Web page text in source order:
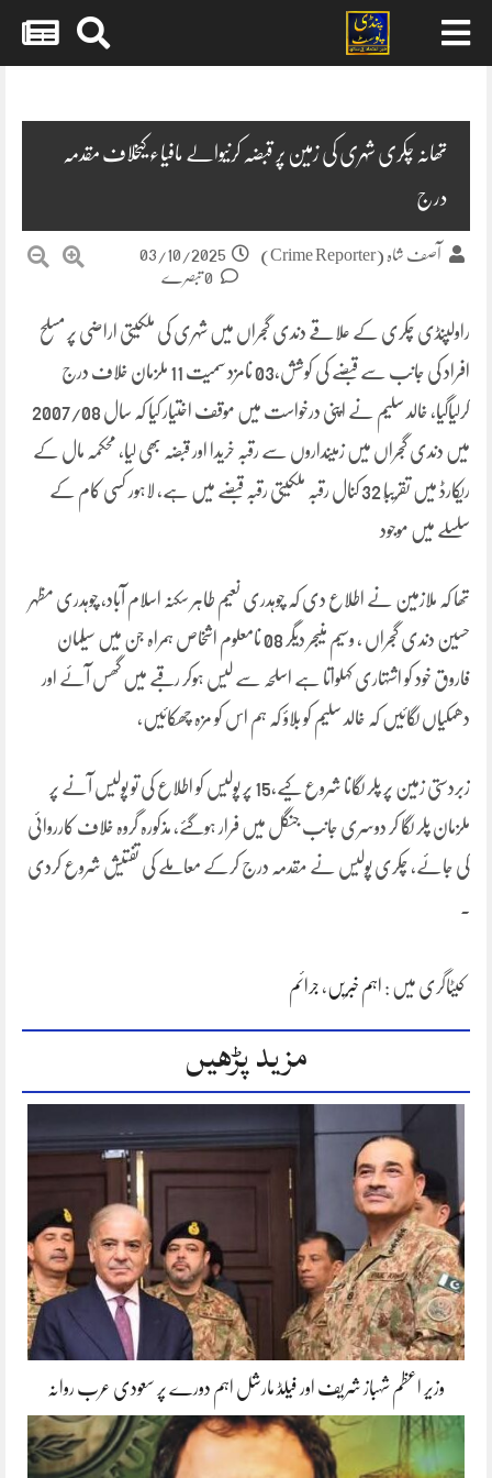
تھانہ چکری شہری کی زمین پر قبضہ کرنیوالے مافیاء کیخلاف مقدمہ
درج
آصف شاہ (Crime Reporter)
03/10/2025
راولپنڈی چکری کے علاقے دندی گجراں میں شہری کی ملکیتی اراضی پر مسلح
افراد کی جانب سے قبضے کی کوشش،03 نامزد سمیت 11 ملزمان خلاف درج
کرلیاگیا، خالد سلیم نے اپنی درخواست میں موقف اختیار کیا کہ سال 2007/08
میں دندی گجراں میں زمینداروں سے رقبہ خریدا اور قبضہ بھی لیا، محکمہ مال کے
ریکارڈ میں تقریبًا 32 کنال رقبہ ملکیتی رقبہ قبضے میں ہے، لاہور کسی کام کے
سلسلے میں موجود
تھا کہ ملازمین نے اطلاع دی کہ چوہدری نعیم طاہر سکنہ اسلام آباد، چوہدری مظہر
حسین دندی گجراں ، وسیم منیجر دیگر 08 نامعلوم اشخاص ہمراہ جن میں سیلمان
فاروق خود کو اشتہاری کہلواتا ہے اسلحہ سے لیس ہوکر رقبے میں گھس آئے اور
دھمکیاں لگائیں کہ خالد سلیم کو بلاؤ کہ ہم اس کو مزہ چھکائیں،
زبردستی زمین پر پلر لگانا شروع کیے،15 پر پولیس کو اطلاع کی تو پولیس آنے پر
ملزمان پلر لگا کر دوسری جانب جنگل میں فرار ہوگئے، مذکورہ گروہ خلاف کارروائی
کی جائے، چکری پولیس نے مقدمہ درج کرکے معاملے کی تفتیش شروع کردی
کیٹاگری میں : اہم خبریں ، جرائم
مزید پڑھیں
وزیر اعظم شہباز شریف اور فیلڈ مارشل اہم دورے پر سعودی عرب روانہ